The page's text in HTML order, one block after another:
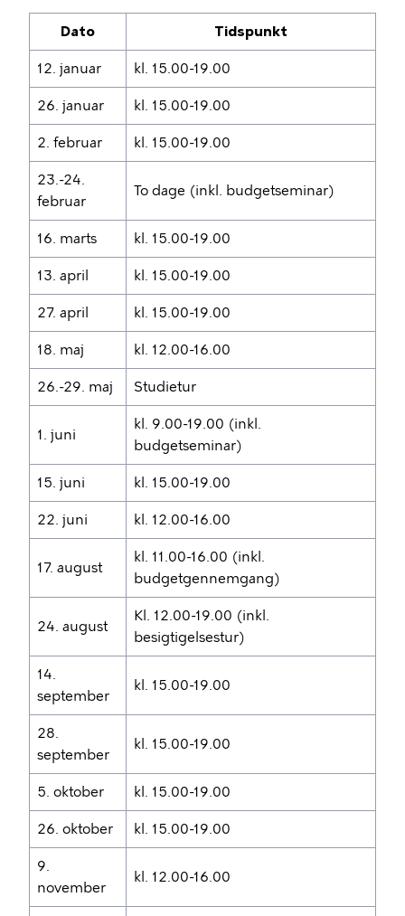
Dato Tidspunkt
12. januar kl. 15.00-19.00
26. januar kl. 15.00-19.00
2. februar kl. 15.00-19.00
23.-24.
februar
To dage (inkl. budgetseminar)
16. marts kl. 15.00-19.00
13. april kl. 15.00-19.00
27. april kl. 15.00-19.00
18. maj kl. 12.00-16.00
26.-29. maj Studietur
1. juni
kl. 9.00-19.00 (inkl.
budgetseminar)
15. juni kl. 15.00-19.00
22. juni kl. 12.00-16.00
17. august
kl. 11.00-16.00 (inkl.
budgetgennemgang)
24. august
Kl. 12.00-19.00 (inkl.
besigtigelsestur)
14.
september
kl. 15.00-19.00
28.
september
kl. 15.00-19.00
5. oktober kl. 15.00-19.00
26. oktober kl. 15.00-19.00
9.
november
kl. 12.00-16.00